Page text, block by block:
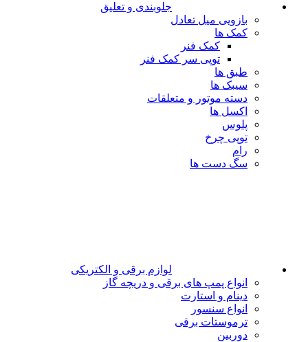
جلوبندی و تعلیق
بازویی میل تعادل
کمک ها
کمک فنر
توپی سر کمک فنر
طبق ها
سیبک ها
دسته موتور و متعلقات
اکسل ها
پلوس
توپی چرخ
رام
سگ دست ها
لوازم برقی و الکتریکی
انواع پمپ های برقی و دریچه گاز
دینام و استارت
انواع سنسور
ترموستات برقی
دوربین